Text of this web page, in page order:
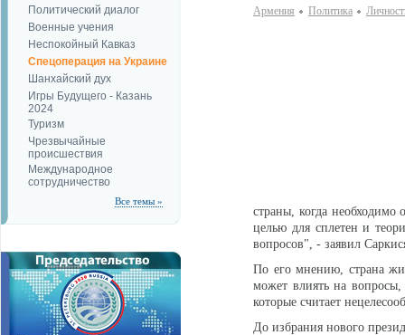
Политический диалог
Военные учения
Неспокойный Кавказ
Спецоперация на Украине
Шанхайский дух
Игры Будущего - Казань
2024
Туризм
Чрезвычайные
происшествия
Международное
сотрудничество
Все темы »
Армения Политика
страны, когда необходимо
целью для сплетен и
вопросов", - заявил
По его мнению, страна
может влиять на
которые считает
До избрания нового